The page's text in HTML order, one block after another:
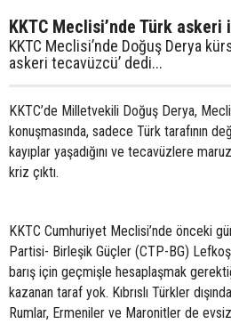
KKTC Meclisi’nde Türk
KKTC Meclisi’nde Doğuş Derya
askeri tecavüzcü’ dedi...
KKTC’de Milletvekili Doğuş Derya,
konuşmasında, sadece Türk tarafının
kayıplar yaşadığını ve tecavüzlere
kriz çıktı.
KKTC Cumhuriyet Meclisi’nde önceki
Partisi- Birleşik Güçler (CTP-BG)
barış için geçmişle hesaplaşmak
kazanan taraf yok. Kıbrıslı Türkler
Rumlar, Ermeniler ve Maronitler de